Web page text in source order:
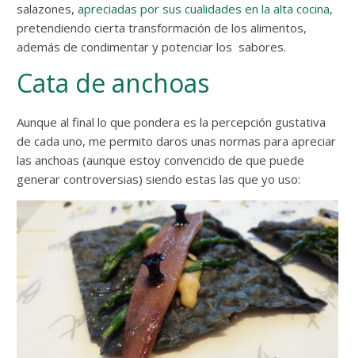
salazones,apreciadas por sus cualidades en la alta cocina,
pretendiendo cierta transformación de los alimentos,
además de condimentar y potenciar los sabores.
Cata de anchoas
Aunque al final lo que pondera es la percepción gustativa
de cada uno, me permito daros unas normas para apreciar
las anchoas (aunque estoy convencido de que puede
generar controversias) siendo estas las que yo uso: